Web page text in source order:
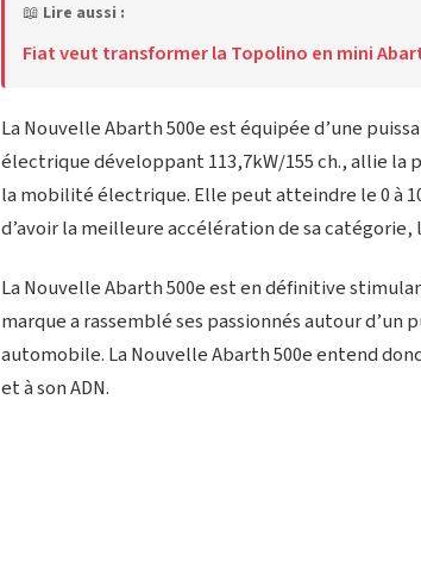
📖 Lire aussi :
Fiat veut transformer la Topolino en mini
La Nouvelle Abarth 500e est équipée d’une
électrique développant 113,7kW/155 ch., allie la
la mobilité électrique. Elle peut atteindre le 0 à
d’avoir la meilleure accélération de sa catégorie,
La Nouvelle Abarth 500e est en définitive
marque a rassemblé ses passionnés autour
automobile. La Nouvelle Abarth 500e entend
et à son ADN.